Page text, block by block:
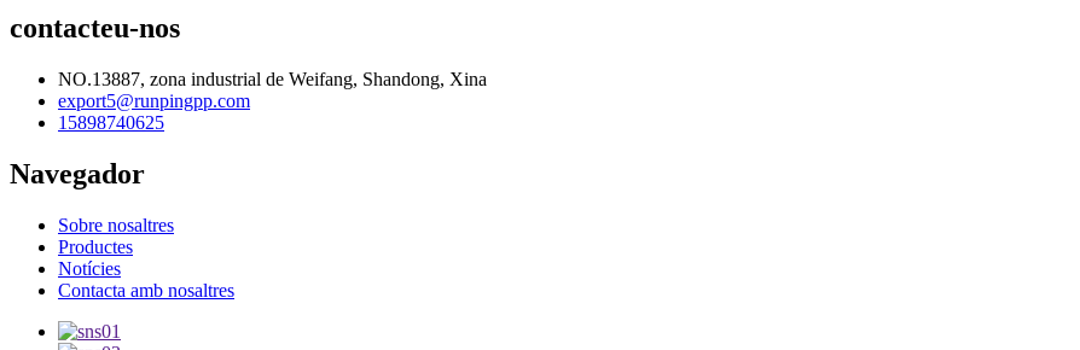
contacteu-nos
NO.13887, zona industrial de Weifang, Shandong, Xina
export5@runpingpp.com
15898740625
Navegador
Sobre nosaltres
Productes
Notícies
Contacta amb nosaltres